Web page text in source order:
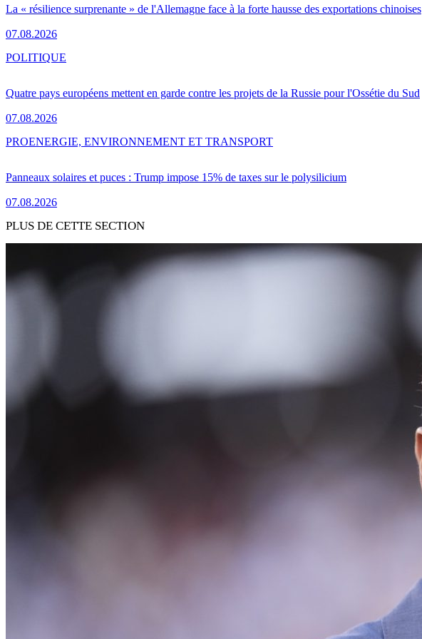
La « résilience surprenante » de l'Allemagne face à la forte hausse des exportations chinoises
07.08.2026
Quatre pays européens mettent en garde contre les projets de la Russie pour l'Ossétie du Sud
07.08.2026
POLITIQUE
Panneaux solaires et puces : Trump impose 15% de taxes sur le polysilicium
07.08.2026
PROENERGIE, ENVIRONNEMENT ET TRANSPORT
PLUS DE CETTE SECTION